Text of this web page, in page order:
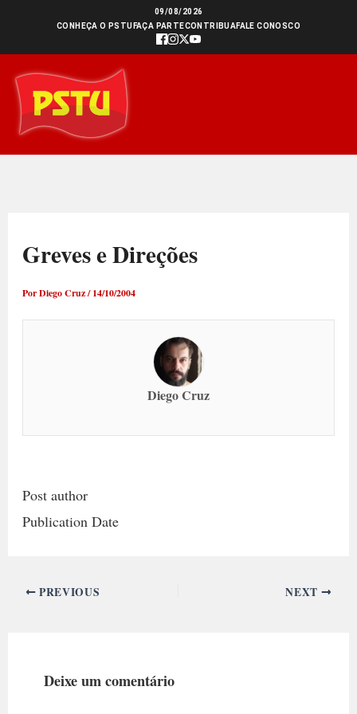
conteúdo
09/08/2026
CONHEÇA O PSTU FAÇA PARTECONTRIBUAFALE CONOSCO
Greves e Direções
PorDiego Cruz/14/10/2004
Diego Cruz
Post author
Publication Date
PREVIOUS NEXT
Deixe um comentário